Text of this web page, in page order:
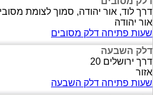
דרך לוד, אור יהודה, סמוך לצומת
אור יהודה
שעות פתיחה דלק מסובים
דלק השבעה
דרך ירושלים 20
אזור
שעות פתיחה דלק השבעה